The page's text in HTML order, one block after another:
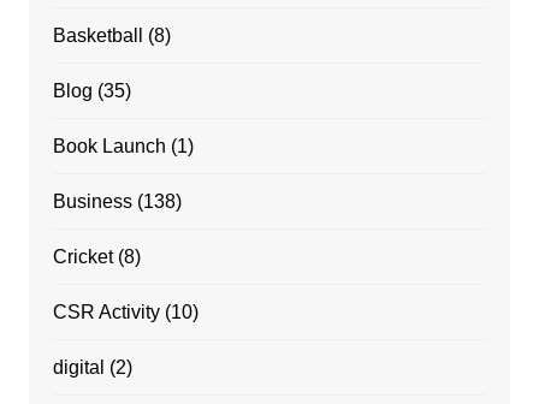
Basketball (8)
Blog (35)
Book Launch (1)
Business(138)
Cricket(8)
CSR Activity(10)
digital (2)